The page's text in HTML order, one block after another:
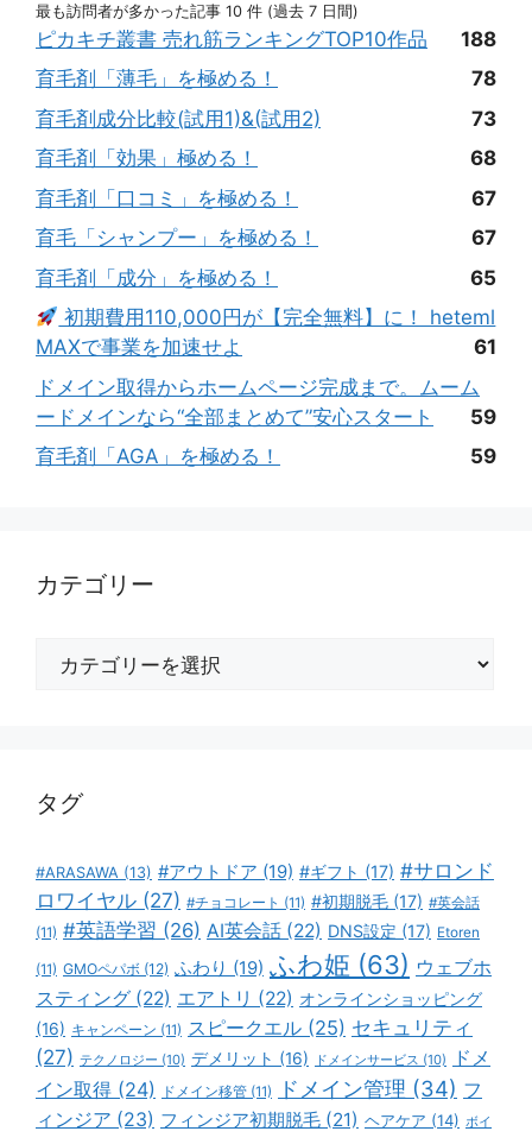
最も訪問者が多かった記事 10 件 (過去 7 日間)
ピカキチ叢書 売れ筋ランキングTOP10作品
188
育毛剤「薄毛」を極める！
78
育毛剤成分比較(試用1)&(試用2)
73
育毛剤「効果」極める！
68
育毛剤「口コミ」を極める！
67
育毛「シャンプー」を極める！
67
育毛剤「成分」を極める！
65
初期費用110,000円が【完全無料】に！ heteml
MAXで事業を加速せよ
61
ドメイン取得からホームページ完成まで。ムーム
ードメインなら“全部まとめて”安心スタート
59
育毛剤「AGA」を極める！
59
カテゴリー
タグ
#ARASAWA (13) #アウトドア (19) #ギフト (17) #サロンド
ロワイヤル (27) #チョコレート (11) #初期脱毛 (17) #英会話
(11) #英語学習 (26) AI英会話 (22) DNS設定 (17) Etoren
(11) GMOペパボ (12) ふわり (19) ふわ姫 (63) ウェブホ
スティング (22) エアトリ (22) オンラインショッピング
(16) キャンペーン (11) スピークエル (25) セキュリティ
(27) テクノロジー (10) デメリット (16) ドメインサービス (10)
ドメ
イン取得 (24) ドメイン移管 (11) ドメイン管理 (34) フ
ィンジア (23) フィンジア初期脱毛 (21) ヘアケア (14) ボイ